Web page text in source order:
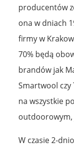
producentów
ona w dniach
firmy w
70% będą
brandów jak
Smartwool
na wszystkie
outdoorowym,
W czasie 2-